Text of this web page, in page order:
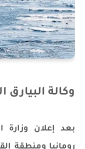
وكالة البيارق
بعد إعلان وزارة
رومانيا ومنطقة